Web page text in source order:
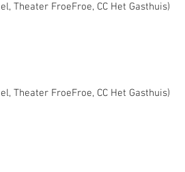
Theater FroeFroe, CC Het Gasthuis)
Theater FroeFroe, CC Het Gasthuis)